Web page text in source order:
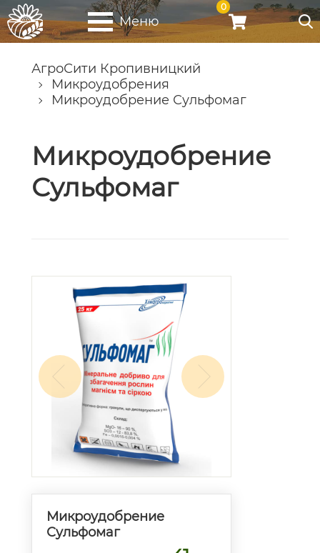
Меню
0
АгроСити Кропивницкий
Микроудобрения
Микроудобрение Сульфомаг
Микроудобрение
Сульфомаг
Микроудобрение
Сульфомаг